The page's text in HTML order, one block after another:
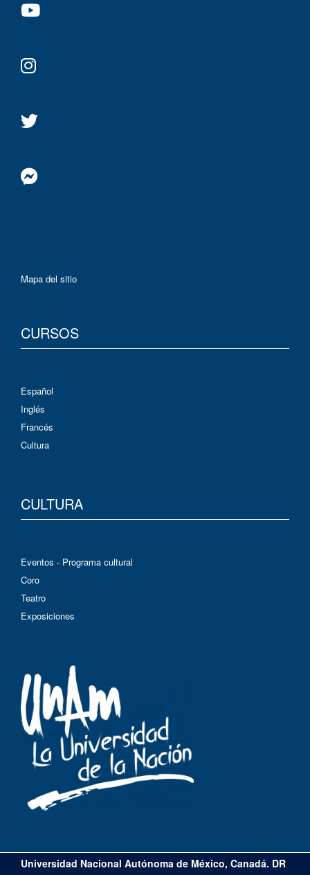
Mapa del sitio
CURSOS
Español
Inglés
Francés
Cultura
CULTURA
Eventos - Programa cultural
Coro
Teatro
Exposiciones
Universidad Nacional Autónoma de México, Canadá. DR